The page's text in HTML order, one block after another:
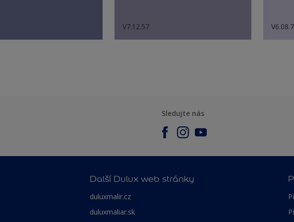
V7.12.57
Sledujte nás
Další Dulux web stránky
duluxmalir.cz
duluxmaliar.sk